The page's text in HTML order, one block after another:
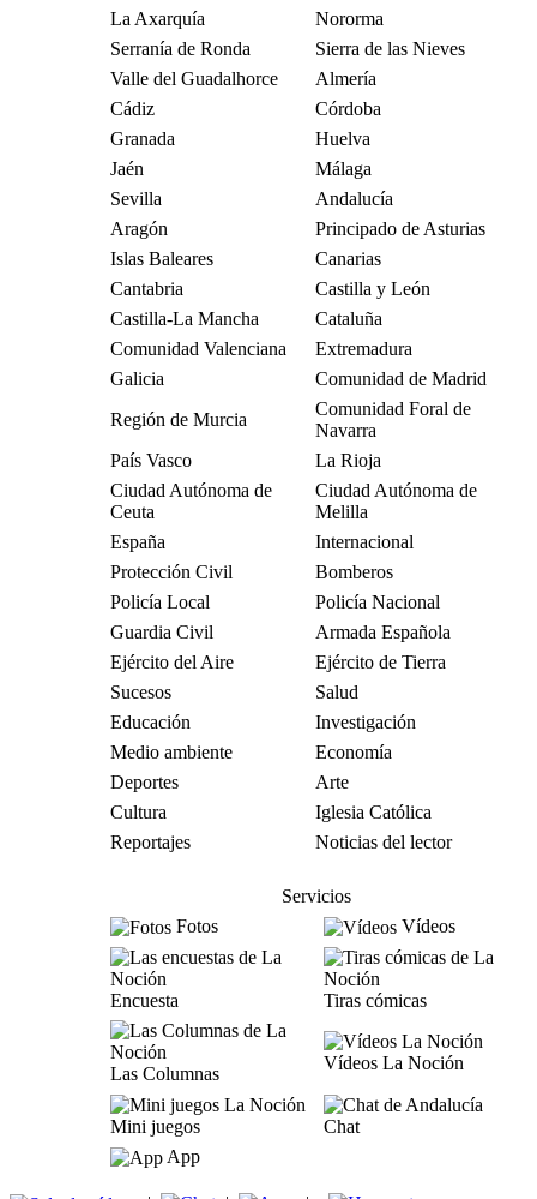
La Axarquía
Nororma
Serranía de Ronda
Sierra de las Nieves
Valle del Guadalhorce
Almería
Cádiz
Córdoba
Granada
Huelva
Jaén
Málaga
Sevilla
Andalucía
Aragón
Principado de Asturias
Islas Baleares
Canarias
Cantabria
Castilla y León
Castilla-La Mancha
Cataluña
Comunidad Valenciana
Extremadura
Galicia
Comunidad de Madrid
Región de Murcia
Comunidad Foral de
Navarra
País Vasco
La Rioja
Ciudad Autónoma de
Ceuta
Ciudad Autónoma de
Melilla
España
Internacional
Protección Civil
Bomberos
Policía Local
Policía Nacional
Guardia Civil
Armada Española
Ejército del Aire
Ejército de Tierra
Sucesos
Salud
Educación
Investigación
Medio ambiente
Economía
Deportes
Arte
Cultura
Iglesia Católica
Reportajes
Noticias del lector
Servicios
Fotos
Vídeos
Encuesta Tiras cómicas
Las Columnas
Vídeos La Noción
Mini juegos
Chat
App